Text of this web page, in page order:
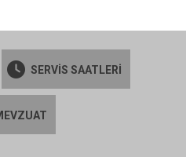
SERVİS SAATLERİ